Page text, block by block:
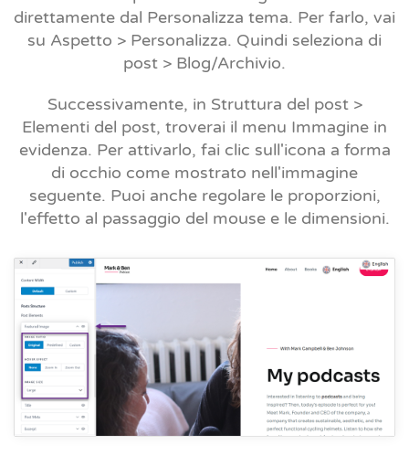
direttamente dal Personalizza tema. Per farlo, vai
su Aspetto > Personalizza. Quindi seleziona di
post > Blog/Archivio.
Successivamente, in Struttura del post >
Elementi del post, troverai il menu Immagine in
evidenza. Per attivarlo, fai clic sull'icona a forma
di occhio come mostrato nell'immagine
seguente. Puoi anche regolare le proporzioni,
l'effetto al passaggio del mouse e le dimensioni.